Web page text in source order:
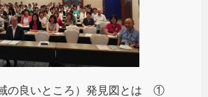
の良いところ）発見図とは ①